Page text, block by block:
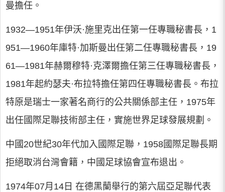
曼擔任。
1932—1951年伊沃·施里克出任第一任專職秘書長，1
951—1960年庫特·加斯曼出任第二任專職秘書長，19
61—1981年赫爾穆特·克澤爾擔任第三任專職秘書長，
1981年起約瑟夫·布拉特擔任第四任專職秘書長。布拉
特原是瑞士一家著名商行的公共關係部主任，1975年
出任國際足聯技術部主任，實施世界足球發展規劃。
中國20世紀30年代加入國際足聯，1958國際足聯長期
拒絕取消台灣會籍，中國足球協會宣布退出。
1974年07月14日 在德黑蘭舉行的第六屆亞足聯代表